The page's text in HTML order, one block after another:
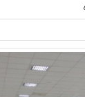
on
اعلام
تحصیلی